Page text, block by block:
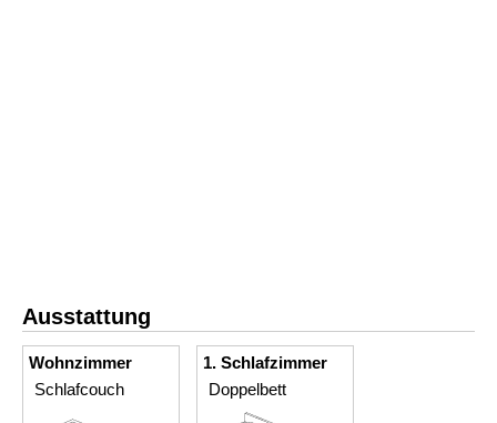
Ausstattung
Wohnzimmer
Schlafcouch
1. Schlafzimmer
Doppelbett